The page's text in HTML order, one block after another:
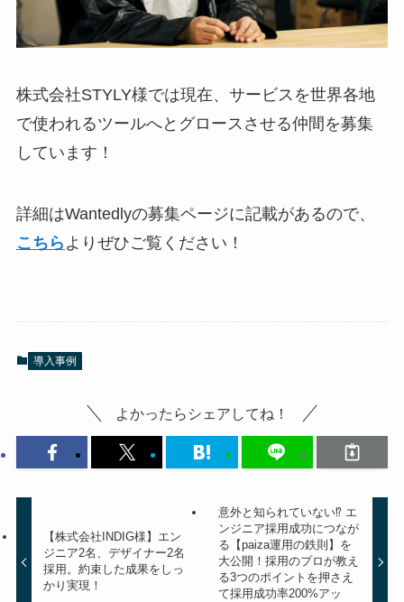
株式会社STYLY様では現在、サービスを世界各地
で使われるツールへとグロースさせる仲間を募集
しています！
詳細はWantedlyの募集ページに記載があるので、
こちら よりぜひご覧ください！
導入事例
よかったらシェアしてね！
【株式会社INDIG様】エン
ジニア2名、デザイナー2名
採用。約束した成果をしっ
かり実現！
意外と知られていない⁉︎ エ
ンジニア採用成功につなが
る【paiza運用の鉄則】を
大公開！採用のプロが教え
る3つのポイントを押さえ
て採用成功率200%アッ